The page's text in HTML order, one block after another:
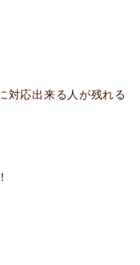
対応出来る人が残れる